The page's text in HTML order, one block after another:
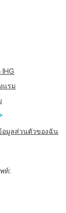
แรม
อมูลส่วนตัวของฉัน
ท์: